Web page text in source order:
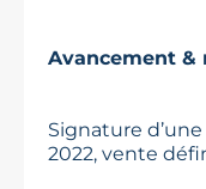
Avancement &
Signature
2022, vente